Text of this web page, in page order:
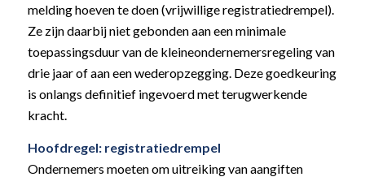
melding hoeven te doen (vrijwillige registratiedrempel).
Ze zijn daarbij niet gebonden aan een minimale
toepassingsduur van de kleineondernemersregeling van
drie jaar of aan een wederopzegging. Deze goedkeuring
is onlangs definitief ingevoerd met terugwerkende
kracht.
Hoofdregel: registratiedrempel
Ondernemers moeten om uitreiking van aangiften